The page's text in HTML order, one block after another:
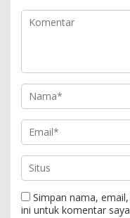
Simpan nama,
ini untuk komentar